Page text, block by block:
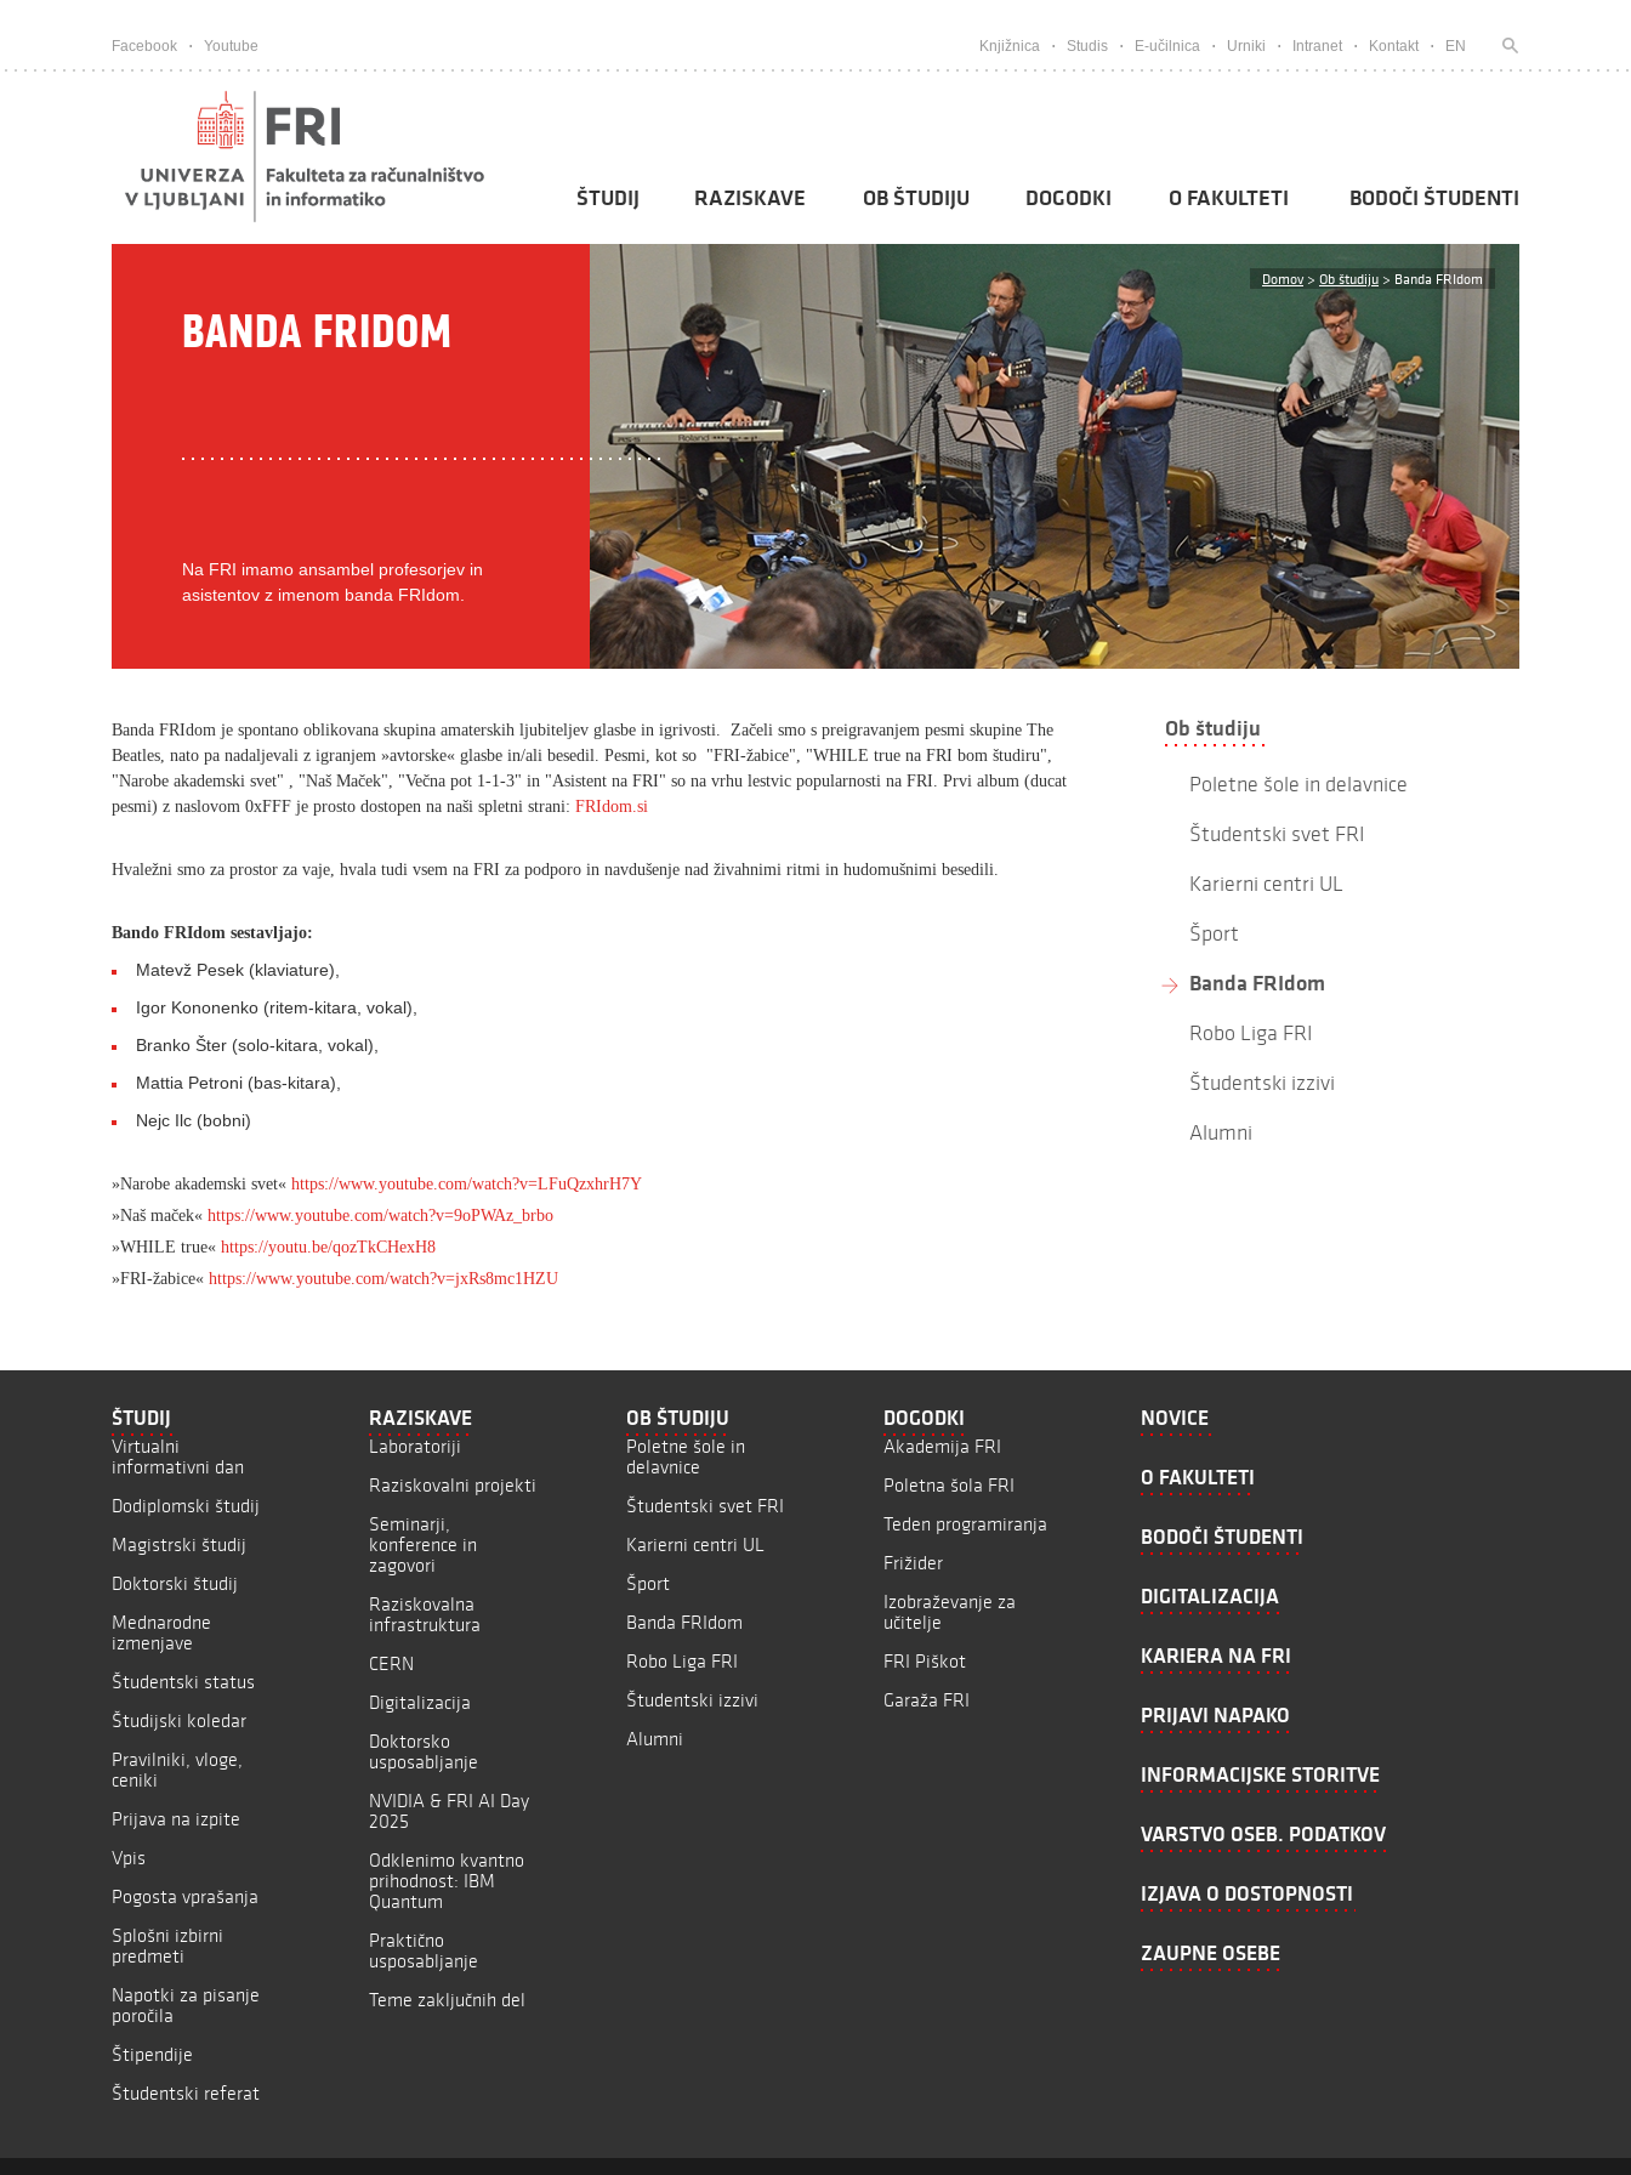
Facebook Youtube Knjižnica Studis E-učilnica Urniki Intranet Kontakt EN
ŠTUDIJ RAZISKAVE OB ŠTUDIJU DOGODKI O FAKULTETI BODOČI ŠTUDENTI
Domov > Ob študiju > Banda FRIdom
BANDA FRIDOM
Na FRI imamo ansambel profesorjev in
asistentov z imenom banda FRIdom.
​Banda FRIdom je spontano oblikovana skupina amaterskih ljubiteljev glasbe in igrivosti. Začeli smo s preigravanjem pesmi skupine The
Beatles, nato pa nadaljevali z igranjem »avtorske« glasbe in/ali besedil. Pesmi, kot so "FRI-žabice", "WHILE true na FRI bom študiru",
"Narobe akademski svet" , "Naš Maček", "Večna pot 1-1-3" in "Asistent na FRI" so na vrhu lestvic popularnosti na FRI. Prvi album (ducat
pesmi) z naslovom 0xFFF je prosto dostopen na naši spletni strani: FRIdom.si
Hvaležni smo za prostor za vaje, hvala tudi vsem na FRI za podporo in navdušenje nad živahnimi ritmi in hudomušnimi besedili.
Bando FRIdom sestavljajo:
Matevž Pesek (klaviature),
Igor Kononenko (ritem-kitara, vokal),
Branko Šter (solo-kitara, vokal),
Mattia Petroni (bas-kitara),
Nejc Ilc (bobni)
»Narobe akademski svet« https://www.youtube.com/watch?v=LFuQzxhrH7Y
»Naš maček« https://www.youtube.com/watch?v=9oPWAz_brbo
»WHILE true« https://youtu.be/qozTkCHexH8
»FRI-žabice« https://www.youtube.com/watch?v=jxRs8mc1HZU
Ob študiju
Poletne šole in delavnice
Študentski svet FRI
Karierni centri UL
Šport
Banda FRIdom
Robo Liga FRI
Študentski izzivi
Alumni
ŠTUDIJ
Virtualni
informativni dan
Dodiplomski študij
Magistrski študij
Doktorski študij
Mednarodne
izmenjave
Študentski status
Študijski koledar
Pravilniki, vloge,
ceniki
Prijava na izpite
Vpis
Pogosta vprašanja
Splošni izbirni
predmeti
Napotki za pisanje
poročila
Štipendije
Študentski referat
RAZISKAVE
Laboratoriji
Raziskovalni projekti
Seminarji,
konference in
zagovori
Raziskovalna
infrastruktura
CERN
Digitalizacija
Doktorsko
usposabljanje
NVIDIA & FRI AI Day
2025
Odklenimo kvantno
prihodnost: IBM
Quantum
Praktično
usposabljanje
Teme zaključnih del
OB ŠTUDIJU
Poletne šole in
delavnice
Študentski svet FRI
Karierni centri UL
Šport
Banda FRIdom
Robo Liga FRI
Študentski izzivi
Alumni
DOGODKI
Akademija FRI
Poletna šola FRI
Teden programiranja
Frižider
Izobraževanje za
učitelje
FRI Piškot
Garaža FRI
NOVICE
O FAKULTETI
BODOČI ŠTUDENTI
DIGITALIZACIJA
KARIERA NA FRI
PRIJAVI NAPAKO
INFORMACIJSKE STORITVE
VARSTVO OSEB. PODATKOV
IZJAVA O DOSTOPNOSTI
ZAUPNE OSEBE